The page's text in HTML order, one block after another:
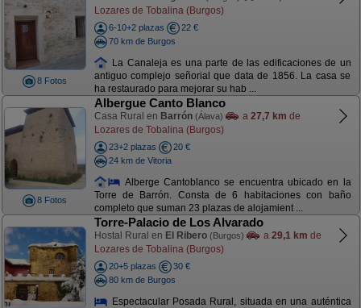
8 Fotos
Lozares de Tobalina (Burgos)
6-10+2 plazas
22 €
70 km de Burgos
La Canaleja es una parte de las edificaciones de un
antiguo complejo señorial que data de 1856. La casa se
ha restaurado para mejorar su hab ...
8 Fotos
Albergue Canto Blanco
Casa Rural en Barrón (Álava) a 27,7 km de
Lozares de Tobalina (Burgos)
23+2 plazas
20 €
24 km de Vitoria
Alberge Cantoblanco se encuentra ubicado en la
Torre de Barrón. Consta de 6 habitaciones con baño
completo que suman 23 plazas de alojamient ...
Torre-Palacio de Los Alvarado
Hostal Rural en El Ribero (Burgos) a 29,1 km de
Lozares de Tobalina (Burgos)
20+5 plazas
30 €
80 km de Burgos
Espectacular Posada Rural, situada en una auténtica